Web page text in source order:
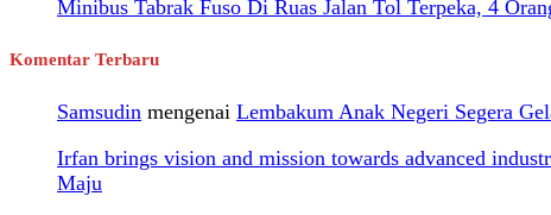
Minibus Tabrak Fuso Di Ruas Jalan Tol Terpeka, 4
Komentar Terbaru
Samsudin mengenai Lembakum Anak Negeri Segera
Irfan brings vision and mission towards advanced
Maju